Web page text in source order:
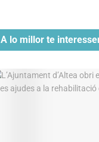
A lo millor te